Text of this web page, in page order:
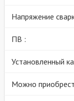
Напряжение
ПВ :
Установленный
Можно